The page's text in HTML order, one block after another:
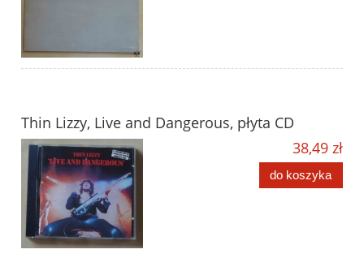
Thin Lizzy, Live and Dangerous, płyta CD
38,49 zł
do koszyka